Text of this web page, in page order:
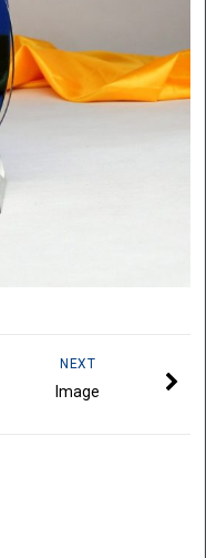
NEXT
Image